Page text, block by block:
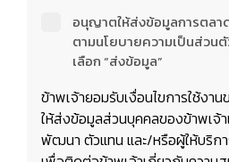
อนุญาตให้ส่งข้อมูลการตลา
ตามนโยบายความเป็นส่วนตั
เลือก “ส่งข้อมูล”
ข้าพเจ้ายอมรับเงื่อนไขการใช้งา
ให้ส่งข้อมูลส่วนบุคคลของข้าพเจ้
พัฒนา ตัวแทน และ/หรือผู้ให้บริก